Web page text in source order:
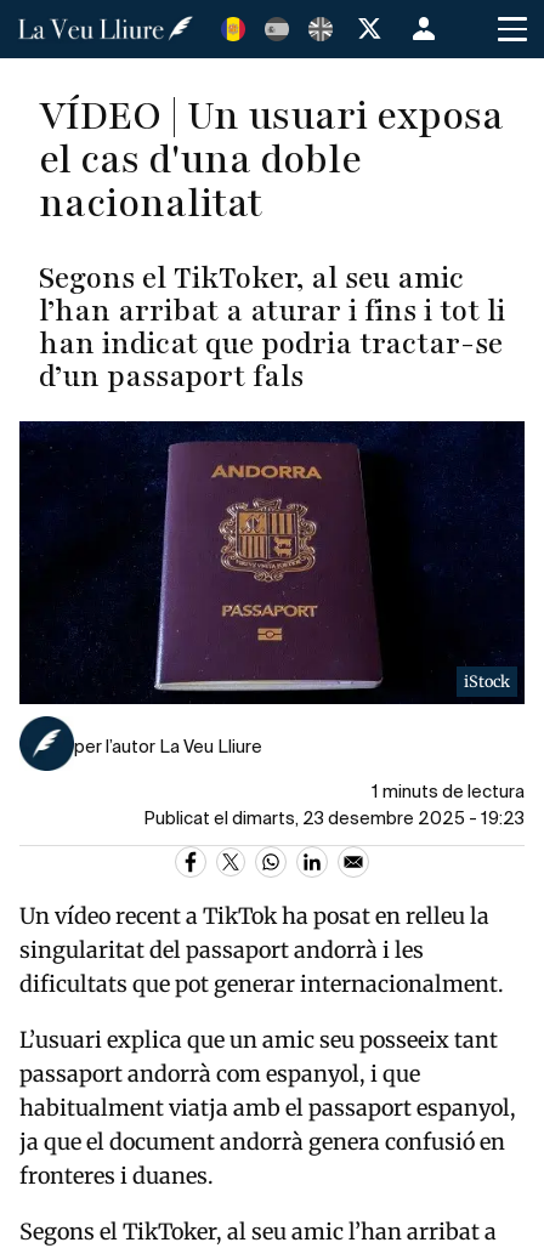
Vés
Menú
de
de
VÍDEO | Un usuari exposa
el cas d'una doble
nacionalitat
Segons el TikToker, al seu amic
l’han arribat a aturar i fins i tot li
han indicat que podria tractar-se
d’un passaport fals
iStock
per l’autor La Veu Lliure
1 minuts de lectura
Publicat el dimarts, 23 desembre 2025 - 19:23
Un vídeo recent a TikTok ha posat en relleu la
singularitat del passaport andorrà i les
dificultats que pot generar internacionalment.
L’usuari explica que un amic seu posseeix tant
passaport andorrà com espanyol, i que
habitualment viatja amb el passaport espanyol,
ja que el document andorrà genera confusió en
fronteres i duanes.
Segons el TikToker, al seu amic l’han arribat a